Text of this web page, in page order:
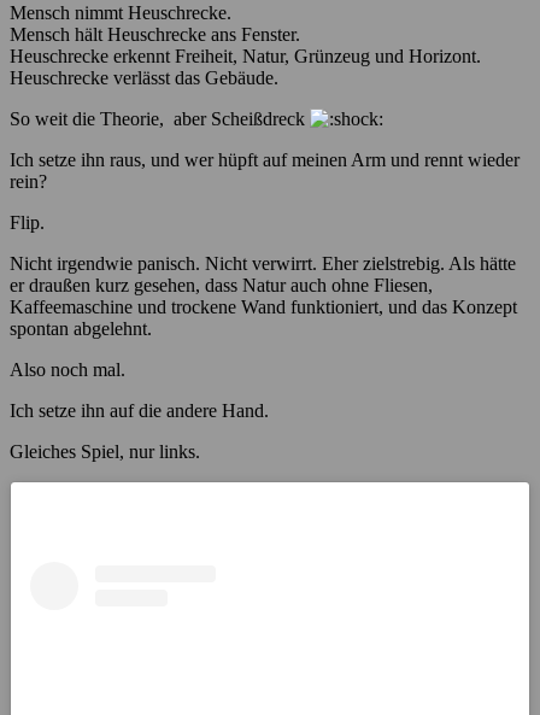
Mensch nimmt Heuschrecke.
Mensch hält Heuschrecke ans Fenster.
Heuschrecke erkennt Freiheit, Natur, Grünzeug und Horizont.
Heuschrecke verlässt das Gebäude.
So weit die Theorie, aber Scheißdreck
Ich setze ihn raus, und wer hüpft auf meinen Arm und rennt wieder
rein?
Flip.
Nicht irgendwie panisch. Nicht verwirrt. Eher zielstrebig. Als hätte
er draußen kurz gesehen, dass Natur auch ohne Fliesen,
Kaffeemaschine und trockene Wand funktioniert, und das Konzept
spontan abgelehnt.
Also noch mal.
Ich setze ihn auf die andere Hand.
Gleiches Spiel, nur links.